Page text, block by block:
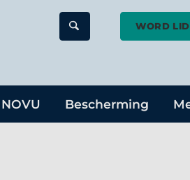
WORD LID